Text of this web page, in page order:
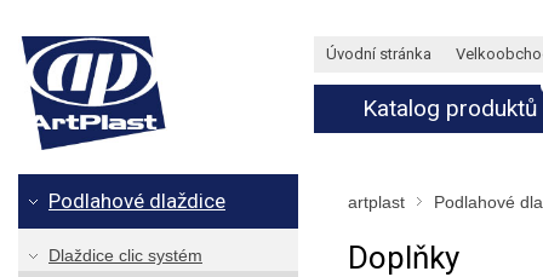
Úvodní stránka
Katalog produktů
artplast Podlahové
Doplňky
Podlahové dlaždice
Dlaždice clic systém